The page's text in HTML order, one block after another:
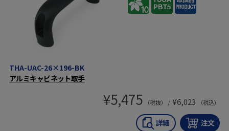
THA-UAC-26×196-BK
アルミキャビネット取手
¥5,475 （税抜） / ¥6,023 （税込）